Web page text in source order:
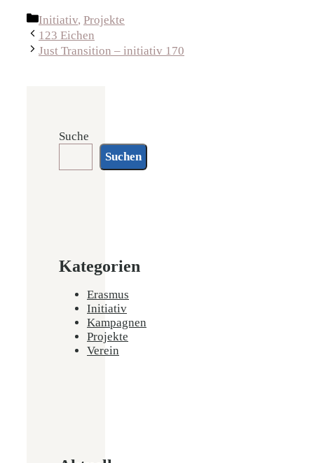
Kategorien
Initiativ, Projekte
123 Eichen
Just Transition – initiativ 170
Suche
Suchen
Kategorien
Erasmus
Initiativ
Kampagnen
Projekte
Verein